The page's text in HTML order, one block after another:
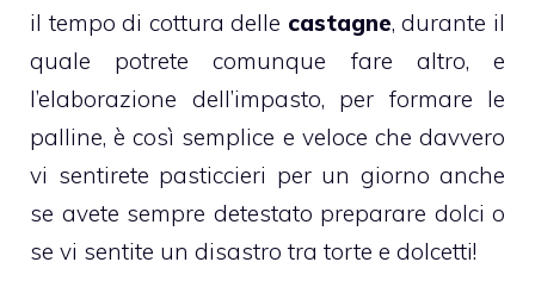
il tempo di cottura delle castagne, durante il
quale potrete comunque fare altro, e
l’elaborazione dell’impasto, per formare le
palline, è così semplice e veloce che davvero
vi sentirete pasticcieri per un giorno anche
se avete sempre detestato preparare dolci o
se vi sentite un disastro tra torte e dolcetti!